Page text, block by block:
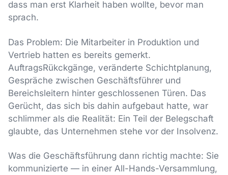
dass man erst Klarheit haben wollte, bevor man
sprach.
Das Problem: Die Mitarbeiter in Produktion und
Vertrieb hatten es bereits gemerkt.
AuftragsRükckgänge, veränderte Schichtplanung,
Gespräche zwischen Geschäftsführer und
Bereichsleitern hinter geschlossenen Türen. Das
Gerücht, das sich bis dahin aufgebaut hatte, war
schlimmer als die Realität: Ein Teil der Belegschaft
glaubte, das Unternehmen stehe vor der Insolvenz.
Was die Geschäftsführung dann richtig machte: Sie
kommunizierte — in einer All-Hands-Versammlung,